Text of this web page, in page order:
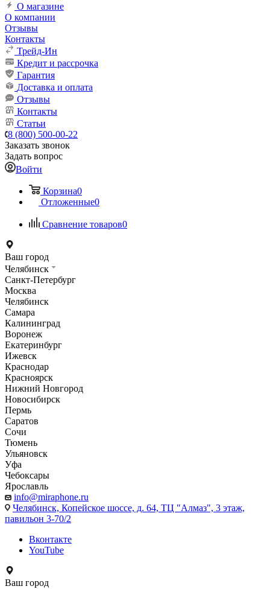
О магазине
О компании
Отзывы
Контакты
Трейд-Ин
Кредит и рассрочка
Гарантия
Доставка и оплата
Отзывы
Контакты
Статьи
8 (800) 500-00-22
Заказать звонок
Задать вопрос
Войти
Корзина0
Отложенные0
Сравнение товаров0
Ваш город
Челябинск
Санкт-Петербург
Москва
Челябинск
Самара
Калининград
Воронеж
Екатеринбург
Ижевск
Краснодар
Красноярск
Нижний Новгород
Новосибирск
Пермь
Саратов
Сочи
Тюмень
Ульяновск
Уфа
Чебоксары
Ярославль
info@miraphone.ru
Челябинск, Копейское шоссе, д. 64, ТЦ "Алмаз", 3 этаж,
павильон 3-70/2
Вконтакте
YouTube
Ваш город